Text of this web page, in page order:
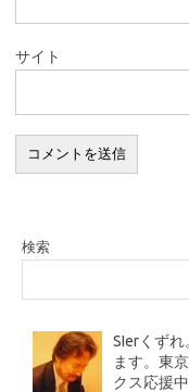
サイト
検索
SIerくず
ます。東
クス応援